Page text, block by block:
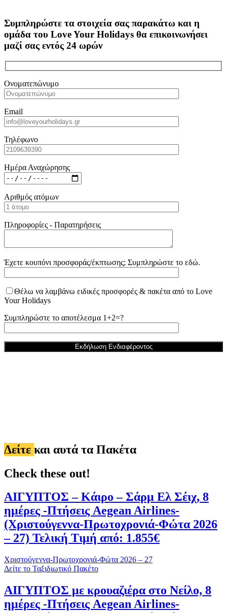
Συμπληρώστε τα στοιχεία σας παρακάτω και η
ομάδα του Love Your Holidays θα επικοινωνήσει
μαζί σας εντός 24 ωρών
Ονοματεπώνυμο
Email
Τηλέφωνο
Ημέρα Αναχώρησης
Αριθμός ατόμων
Πληροφορίες - Παρατηρήσεις
Έχετε κουπόνι προσφοράς/έκπτωσης; Συμπληρώστε το εδώ.
Θέλω να λαμβάνω ειδικές προσφορές & πακέτα από το Love
Your Holidays
Συμπληρώστε το αποτέλεσμα 1+2=?
Δείτε και αυτά τα Πακέτα
Check these out!
ΑΙΓΥΠΤΟΣ – Κάιρο – Σάρμ Ελ Σέιχ, 8
ημέρες -Πτήσεις Aegean Airlines-
(Χριστούγεννα-Πρωτοχρονιά-Φώτα 2026
– 27) Τελική Τιμή από: 1.855€
Χριστούγεννα-Πρωτοχρονιά-Φώτα 2026 – 27
Δείτε το Ταξιδιωτικό Πακέτο
ΑΙΓΥΠΤΟΣ με κρουαζιέρα στο Νείλο, 8
ημέρες -Πτήσεις Aegean Airlines-